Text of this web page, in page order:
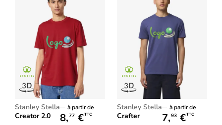
Stanley Stella
Creator 2.0
à partir de
8,77 €TTC
Stanley Stella
Crafter
à partir de
7,93 €TTC